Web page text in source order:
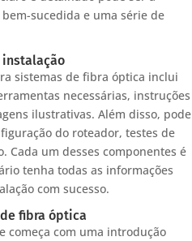
sucedida e uma série de
instalação
sistemas de fibra óptica inclui
necessárias, instruções
ilustrativas. Além disso, pode
do roteador, testes de
Cada um desses componentes é
tenha todas as informações
com sucesso.
fibra óptica
começa com uma introdução